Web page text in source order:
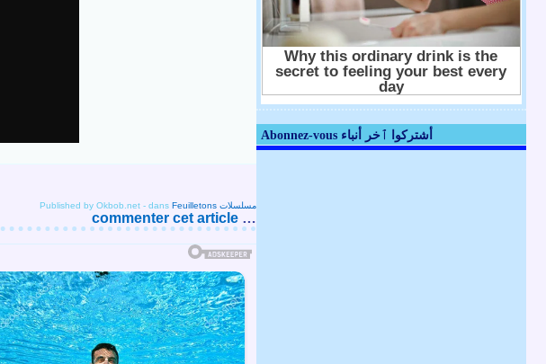
Published by Okbob.net - dans Feuilletons مسلسلات
commenter cet article …
Abonnez-vous أشتركوا ٱخر أنباء